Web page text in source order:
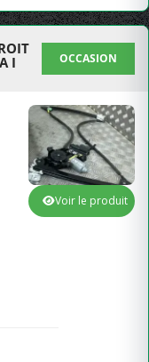
I
OCCASION
Voir le produit